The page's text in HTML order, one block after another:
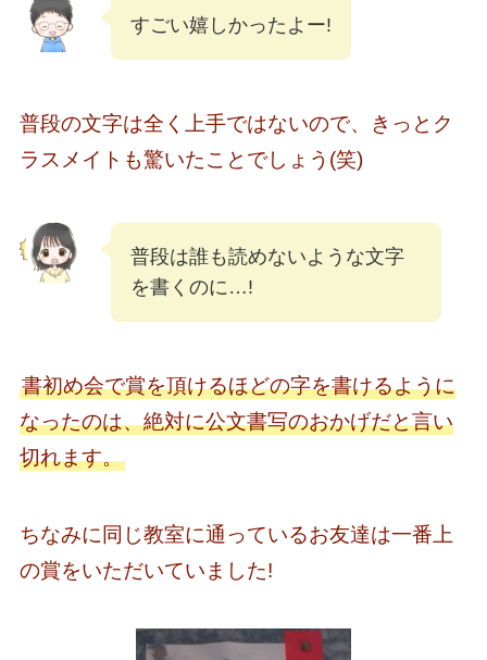
すごい嬉しかったよー!
普段の文字は全く上手ではないので、きっとク
ラスメイトも驚いたことでしょう(笑)
普段は誰も読めないような文字
を書くのに…!
書初め会で賞を頂けるほどの字を書けるように
なったのは、絶対に公文書写のおかげだと言い
切れます。
ちなみに同じ教室に通っているお友達は一番上
の賞をいただいていました!